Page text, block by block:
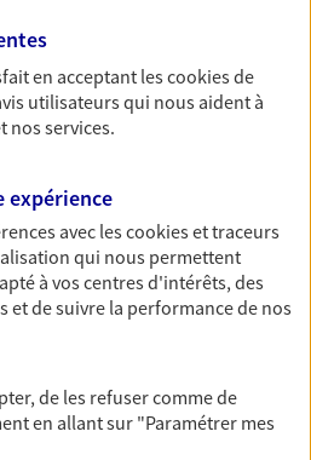
Epargne Retraite)
la retraite.
santé qui
vous avec notre
en optant pour les
totale de travail,
en acceptant lescookiesde
utilisateurs qui nous aident à
nos services.
expérience
avec lescookies et traceurs
qui nous permettent
à vos centres d'intérêts, des
et de suivre la performance de nos
de les refuser comme de
en allant sur "Paramétrer mes